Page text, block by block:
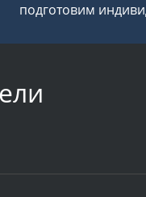
подготовим